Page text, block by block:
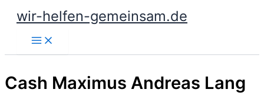
Zum
Inhalt
springen
wir-helfen-gemeinsam.de
Cash Maximus Andreas Lang